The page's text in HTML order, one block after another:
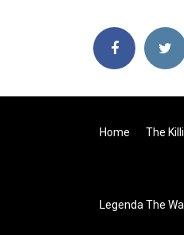
Home The
Legenda The